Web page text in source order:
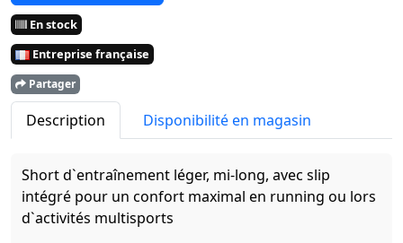
En stock
Entreprise française
Partager
Description Disponibilité en magasin
Short d`entraînement léger, mi-long, avec slip
intégré pour un confort maximal en running ou lors
d`activités multisports